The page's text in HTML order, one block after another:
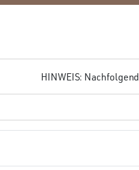
HINWEIS: